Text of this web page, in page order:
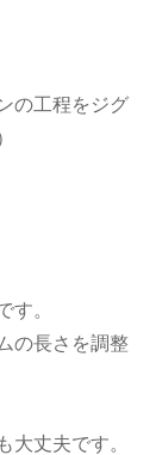
の工程をジグ
す。
の長さを調整
丈夫です。